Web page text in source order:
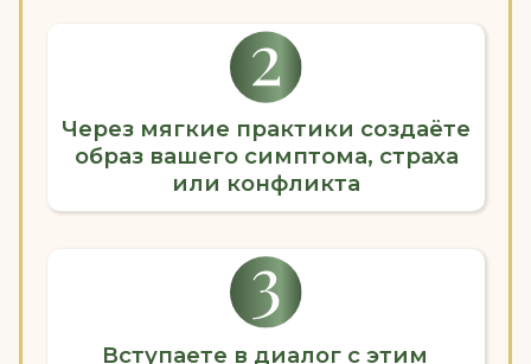
ВАМ НЕ ПРИЙДЕТСЯ НАСИЛЬНО
ВСПОМИНАТЬ БОЛЬНОЕ.
Мы работаем с тем, что готово
быть увидено прямо сейчас.
Внутренние части сами
экологично и безопасно.